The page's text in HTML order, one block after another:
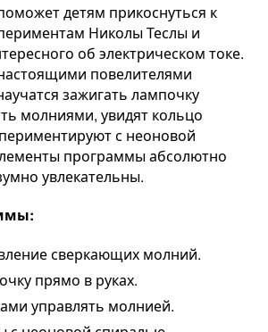
детям прикоснуться к
Николы Теслы и
об электрическом токе.
повелителями
зажигать лампочку
молниями, увидят кольцо
с неоновой
программы абсолютно
увлекательны.
сверкающих молний.
прямо в руках.
управлять молнией.